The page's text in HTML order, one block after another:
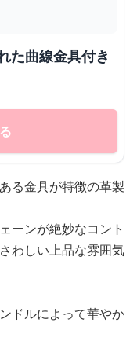
た曲線金具付き
る金具が特徴の革製
ーンが絶妙なコント
わしい上品な雰囲気
ドルによって華やか